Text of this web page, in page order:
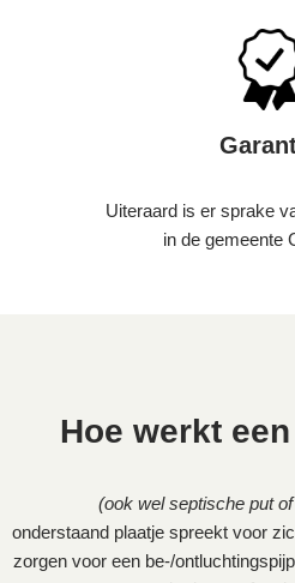
Uiteraard is er sprake
in de gemeente
Hoe werkt
(ook wel septische put
onderstaand plaatje spreekt voor
zorgen voor een be-/